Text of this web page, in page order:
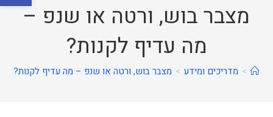
מצבר בוש, ורטה או שנפ –
מה עדיף לקנות?
> מדריכים ומידע > מצבר בוש, ורטה או שנפ – מה עדיף לקנות?